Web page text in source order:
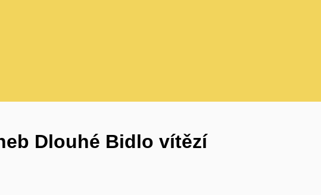
Dlouhé Bidlo vítězí